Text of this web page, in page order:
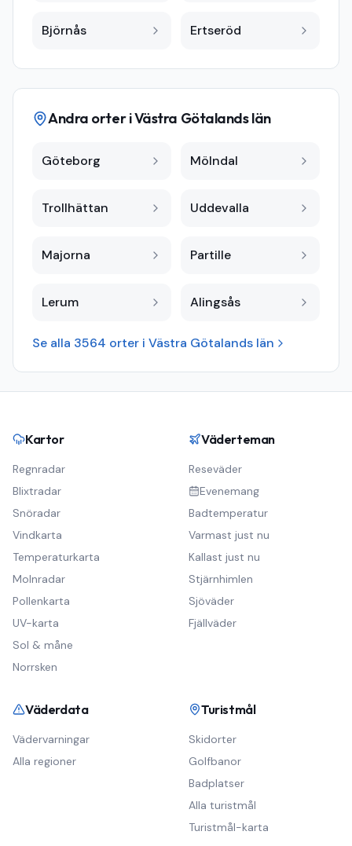
Björnås Ertseröd
Andra orter iVästra Götalands län
Göteborg Mölndal
Trollhättan Uddevalla
Majorna Partille
Lerum Alingsås
Se alla 3564 orter i Västra Götalands län
Kartor
Regnradar
Blixtradar
Snöradar
Vindkarta
Temperaturkarta
Molnradar
Pollenkarta
UV-karta
Sol & måne
Norrsken
Väderteman
Reseväder
Evenemang
Badtemperatur
Varmast just nu
Kallast just nu
Stjärnhimlen
Sjöväder
Fjällväder
Väderdata
Vädervarningar
Alla regioner
Turistmål
Skidorter
Golfbanor
Badplatser
Alla turistmål
Turistmål-karta